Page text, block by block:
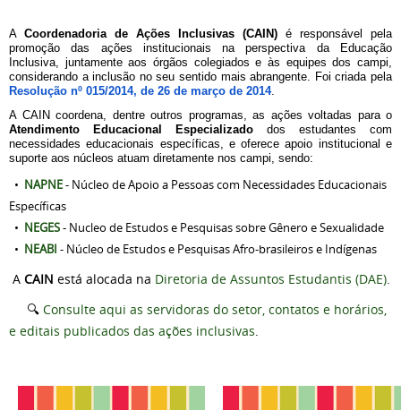
A Coordenadoria de Ações Inclusivas (CAIN) é responsável pela
promoção das ações institucionais na perspectiva da Educação
Inclusiva, juntamente aos órgãos colegiados e às equipes dos campi,
Resolução nº 015/2014, de 26 de março de 2014.
Atendimento Educacional Especializado dos estudantes com
necessidades educacionais específicas, e oferece apoio institucional e
suporte aos núcleos atuam diretamente nos campi, sendo:
• NAPNE- Núcleo de Apoio a Pessoas com Necessidades Educacionais
Específicas
• NEGES- Nucleo de Estudos e Pesquisas sobre Gênero e Sexualidade
• NEABI - Núcleo de Estudos e Pesquisas Afro-brasileiros e Indígenas
A CAIN está alocada na Diretoria de Assuntos Estudantis (DAE).
🔍 Consulte aqui as servidoras do setor, contatos e horários,
e editais publicados das ações inclusivas.